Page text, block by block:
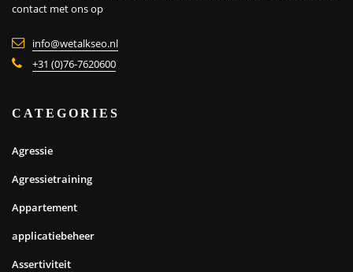
contact met ons op
info@wetalkseo.nl
+31 (0)76-7620600
CATEGORIES
Agressie
Agressietraining
Appartement
applicatiebeheer
Assertiviteit